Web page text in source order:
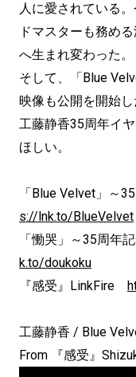
人に愛されている
ドマスターも務め
へ生まれ変わった。
そして、「Blue
映像も公開を開始し
工藤静香35周年イ
ほしい。
「Blue Velvet」～
s://lnk.to/BlueVelvet
「慟哭」～35周年
k.to/doukoku
『感受』LinkFire
工藤静香 / Blue
From 『感受』